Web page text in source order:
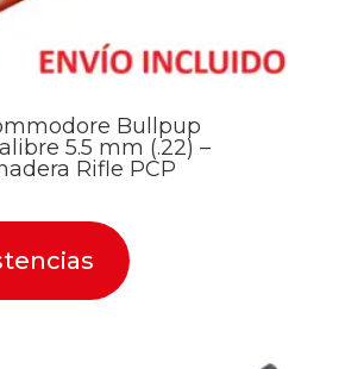
Bullpup
5.5 mm (.22) –
Rifle PCP